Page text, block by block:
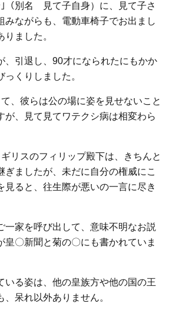
（別名 見て子自身）に、見て子さ
みながらも、電動車椅子でお出まし
りました。
、引退し、90才になられたにもかか
くりしました。
、彼らは公の場に姿を見せないこと
が、見て見てワテクシ病は相変わら
リスのフィリップ殿下は、きちんと
ぎましたが、未だに自分の権威にこ
見ると、往生際が悪いの一言に尽き
一家を呼び出して、意味不明なお説
皇〇新聞と菊の〇にも書かれていま
いる姿は、他の皇族方や他の国の王
呆れ以外ありません。